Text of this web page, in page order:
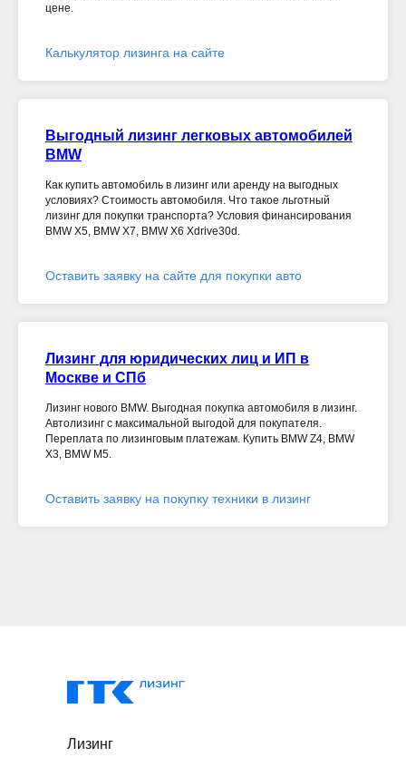
цене.
Калькулятор лизинга на сайте
Выгодный лизинг легковых автомобилей
BMW
Как купить автомобиль в лизинг или аренду на выгодных
условиях? Стоимость автомобиля. Что такое льготный
лизинг для покупки транспорта? Условия финансирования
BMW X5, BMW X7, BMW X6 Xdrive30d
Оставить заявку на сайте для покупки авто
Лизинг для юридических лиц и ИП в
Москве и СПб
Лизинг нового BMW. Выгодная покупка автомобиля в лизинг.
Автолизинг с максимальной выгодой для покупателя.
Переплата по лизинговым платежам. Купить BMW Z4, BMW
X3, BMW M5.
Оставить заявку на покупку техники в лизинг
Лизинг